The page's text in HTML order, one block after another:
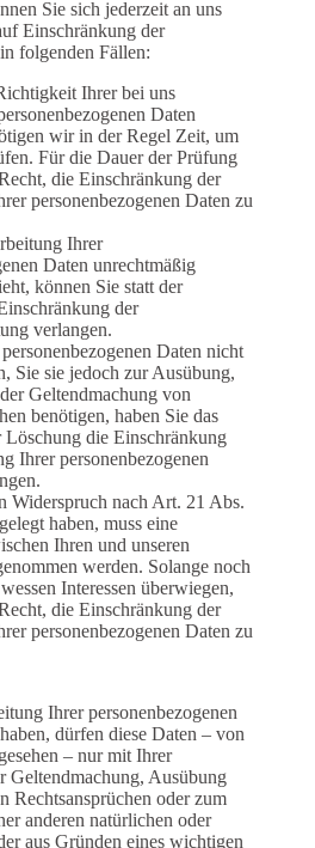
Sie sich jederzeit an uns
Einschränkung der
folgenden Fällen:
Ihrer bei uns
Daten
wir in der Regel Zeit, um
Für die Dauer der Prüfung
die Einschränkung der
personenbezogenen Daten zu
Ihrer
Daten unrechtmäßig
können Sie statt der
der
verlangen.
Daten nicht
Sie sie jedoch zur Ausübung,
Geltendmachung von
benötigen, haben Sie das
Löschung die Einschränkung
Ihrer personenbezogenen
Widerspruch nach Art. 21 Abs.
haben, muss eine
Ihren und unseren
werden. Solange noch
Interessen überwiegen,
die Einschränkung der
personenbezogenen Daten zu
Ihrer personenbezogenen
dürfen diese Daten – von
– nur mit Ihrer
Ausübung
Rechtsansprüchen oder zum
anderen natürlichen oder
aus Gründen eines wichtigen